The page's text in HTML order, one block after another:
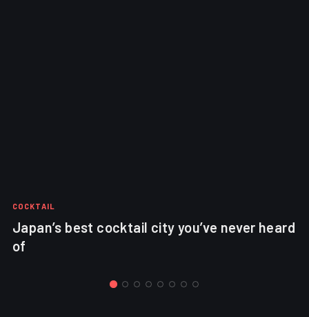
COCKTAIL
Japan’s best cocktail city you’ve never heard
of